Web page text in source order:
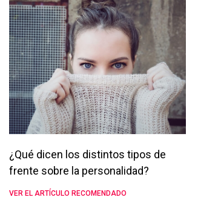
¿Qué dicen los distintos tipos de
frente sobre la personalidad?
VER EL ARTÍCULO RECOMENDADO